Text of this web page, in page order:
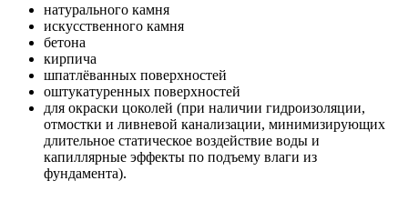
натурального камня
искусственного камня
бетона
кирпича
шпатлёванных поверхностей
оштукатуренных поверхностей
для окраски цоколей (при наличии гидроизоляции,
отмостки и ливневой канализации, минимизирующих
длительное статическое воздействие воды и
капиллярные эффекты по подъему влаги из
фундамента).